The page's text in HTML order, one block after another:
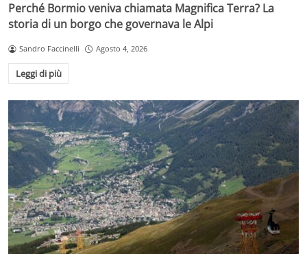
Perché Bormio veniva chiamata Magnifica Terra? La
storia di un borgo che governava le Alpi
Sandro Faccinelli Agosto 4, 2026
Leggi di più